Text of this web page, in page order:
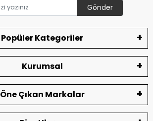
Gönder
Popüler Kategoriler
Kurumsal
Öne Çıkan Markalar